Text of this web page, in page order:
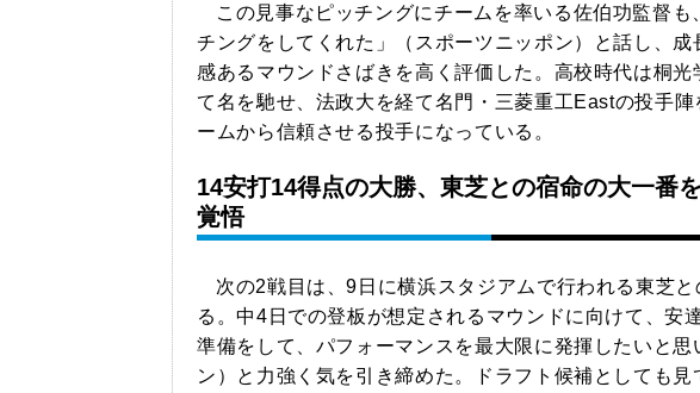
この見事なピッチングにチームを率いる佐伯功監督も
チングをしてくれた」（スポーツニッポン）と話し、
感あるマウンドさばきを高く評価した。高校時代は桐光
て名を馳せ、法政大を経て名門・三菱重工Eastの投手
ームから信頼させる投手になっている。
14安打14得点の大勝、東芝との宿命の大一番
覚悟
次の2戦目は、9日に横浜スタジアムで行われる東芝
る。中4日での登板が想定されるマウンドに向けて、安
準備をして、パフォーマンスを最大限に発揮したいと
ン）と力強く気を引き締めた。ドラフト候補としても